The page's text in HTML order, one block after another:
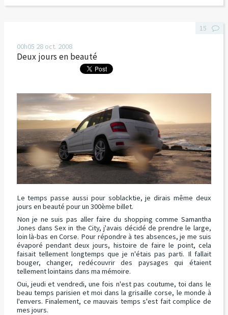
00h05 28 oct. 2008
Deux jours en beauté
Le temps passe aussi pour soblacktie, je dirais même deux
jours en beauté pour un 300ème billet.
Non je ne suis pas aller faire du shopping comme Samantha
Jones dans Sex in the City, j'avais décidé de prendre le large,
loin là-bas en Corse. Pour répondre à tes absences, je me suis
évaporé pendant deux jours, histoire de faire le point, cela
faisait tellement longtemps que je n'étais pas parti. Il fallait
bouger, changer, redécouvrir des paysages qui étaient
tellement lointains dans ma mémoire.
Oui, jeudi et vendredi, une fois n'est pas coutume, toi dans le
beau temps parisien et moi dans la grisaille corse, le monde à
l'envers. Finalement, ce mauvais temps s'est fait complice de
mes jours.
15